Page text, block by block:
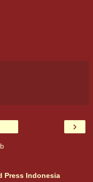
›
Press Indonesia